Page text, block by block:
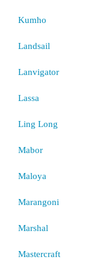
Kumho
Landsail
Lanvigator
Lassa
Ling Long
Mabor
Maloya
Marangoni
Marshal
Mastercraft